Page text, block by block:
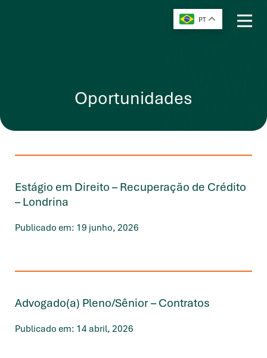
PT
Oportunidades
Estágio em Direito – Recuperação de Crédito
– Londrina
Publicado em: 19 junho, 2026
Advogado(a) Pleno/Sênior – Contratos
Publicado em: 14 abril, 2026